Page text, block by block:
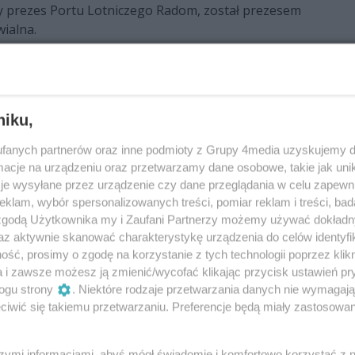
prezes Portu Lotniczego Radom, został prezesem
śledztwa w sprawie byłego prezesa Portu
o przestępstwie złożyła obecna
poprzednikowi sprzedaż pojazdu za zaniżoną
akt oskarżenia dla rzeczoznawcy Tomasza B.
tanie mieszkania pod wynajem?
wojsko - port lotniczy?
to, że kontrolerzy ruchu lotniczego, którzy od
partnerów oraz inne podmioty z Grupy 4media uzyskujemy
na urządzeniu oraz przetwarzamy dane osobowe, takie jak
wysyłane przez urządzenie czy dane przeglądania w celu
wybór spersonalizowanych treści, pomiar reklam i treści,
Użytkownika my i Zaufani Partnerzy możemy używać
aktywnie skanować charakterystykę urządzenia do celów
prosimy o zgodę na korzystanie z tych technologii poprzez
i zawsze możesz ją zmienić/wycofać klikając przycisk ustawień
strony
. Niektóre rodzaje przetwarzania danych nie
się takiemu przetwarzaniu. Preferencje będą miały